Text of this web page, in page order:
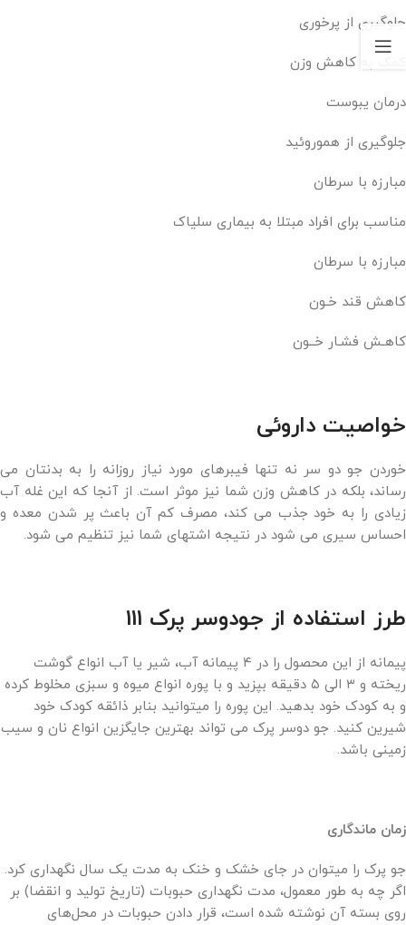
جلوگیری از پرخوری
کمک به کاهش وزن
درمان یبوست
جلوگیری از هموروئید
مبارزه با سرطان
مناسب برای افراد مبتلا به بیماری سلیاک
مبارزه با سرطان
کاهش قند خـون
کاهـش فشـار خــون
خواصیت داروئی
خوردن جو دو سر نه تنها فیبرهای مورد نیاز روزانه را به بدنتان می
رساند، بلکه در کاهش وزن شما نیز موثر است. از آنجا که این غله آب
زیادی را به خود جذب می کند، مصرف کم آن باعث پر شدن معده و
احساس سیری می شود در نتیجه اشتهای شما نیز تنظیم می شود.
طرز استفاده از جودوسر پرک 111
پیمانه از این محصول را در ۴ پیمانه آب، شیر یا آب انواع گوشت
ریخته و ۳ الی ۵ دقیقه بپزید و با پوره انواع میوه و سبزی مخلوط کرده
و به کودک خود بدهید. این پوره را میتوانید بنابر ذائقه کودک خود
شیرین کنید. جو دوسر پرک می تواند بهترین جایگزین انواع نان و سیب
زمینی باشد.
زمان ماندگاری
جو پرک را میتوان در جای خشک و خنک به مدت یک سال نگهداری کرد.
اگر چه به طور معمول، مدت نگهداری حبوبات (تاریخ تولید و انقضا) بر
روی بسته آن نوشته شده است، قرار دادن حبوبات در محل‌های